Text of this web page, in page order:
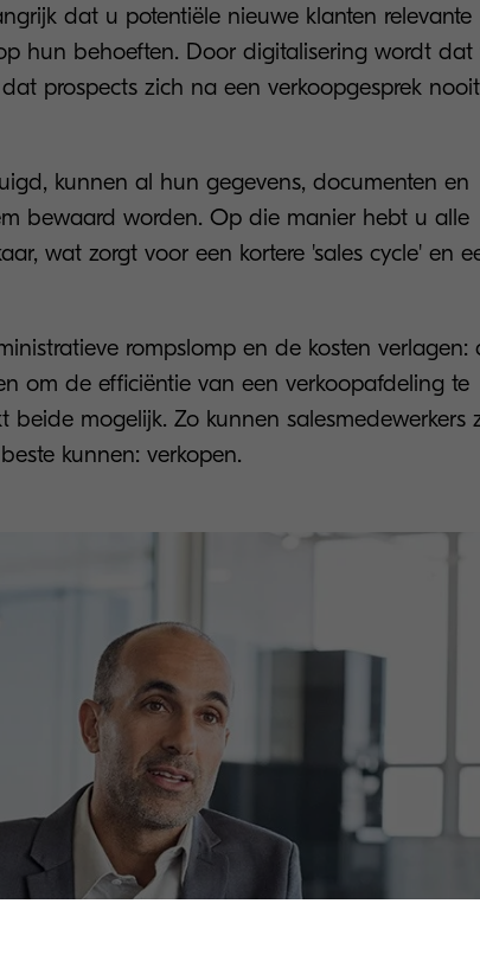
dat u potentiële nieuwe klanten relevante
hun behoeften. Door digitalisering wordt dat
prospects zich na een verkoopgesprek nooit
kunnen al hun gegevens, documenten en
bewaard worden. Op die manier hebt u alle
wat zorgt voor een kortere 'sales cycle' en
rompslomp en de kosten verlagen:
om de efficiëntie van een verkoopafdeling te
beide mogelijk. Zo kunnen salesmedewerkers
kunnen: verkopen.